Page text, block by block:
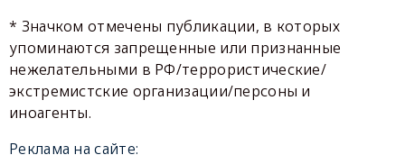
* Значком отмечены публикации, в которых
упоминаются запрещенные или признанные
нежелательными в РФ/террористические/
экстремистские организации/персоны и
иноагенты.
Реклама на сайте: